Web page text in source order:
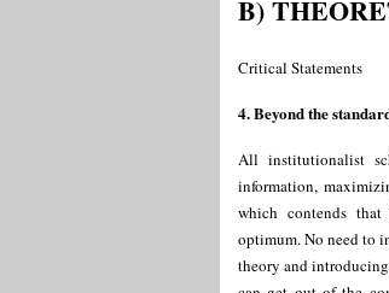
B)
Critical Statements
4. Beyond the
All institutionalist
information,
which contends that
optimum. No need to
theory and